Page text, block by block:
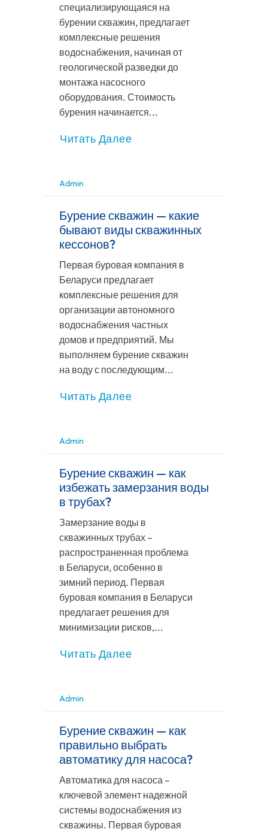
специализирующаяся на
бурении скважин, предлагает
комплексные решения
водоснабжения, начиная от
геологической разведки до
монтажа насосного
оборудования. Стоимость
бурения начинается...
Читать Далее
Admin
Бурение скважин — какие
бывают виды скважинных
кессонов?
Первая буровая компания в
Беларуси предлагает
комплексные решения для
организации автономного
водоснабжения частных
домов и предприятий. Мы
выполняем бурение скважин
на воду с последующим...
Читать Далее
Admin
Бурение скважин — как
избежать замерзания воды
в трубах?
Замерзание воды в
скважинных трубах –
распространенная проблема
в Беларуси, особенно в
зимний период. Первая
буровая компания в Беларуси
предлагает решения для
минимизации рисков,...
Читать Далее
Admin
Бурение скважин — как
правильно выбрать
автоматику для насоса?
Автоматика для насоса –
ключевой элемент надежной
системы водоснабжения из
скважины. Первая буровая